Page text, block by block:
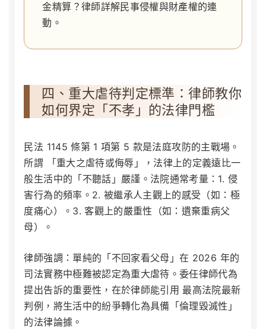
金精算？律師詳解民事侵權與財產權的連
動。
四、重大虐待判定標準：律師教你
如何界定「不孝」的法律門檻
民法 1145 條第 1 項第 5 款是法庭攻防的主戰場。
所謂 「重大之虐待或侮辱」，法律上的定義遠比一
般生活中的「不聽話」嚴謹。法院通常考量：1. 侵
害行為的頻率。2. 被繼承人主觀上的感受（如：極
度痛心）。3. 客觀上的嚴重性（如：遺棄重病父
母）。
律師強調：單純的「不回家看父母」在 2026 年的
司法實務中極難被認定為重大虐待。委任律師代為
提出告訴的重要性，在於律師能引用 最高法院最新
判例 ，將生活中的紛爭轉化為具備「倫理毀滅性」
的法律論據。